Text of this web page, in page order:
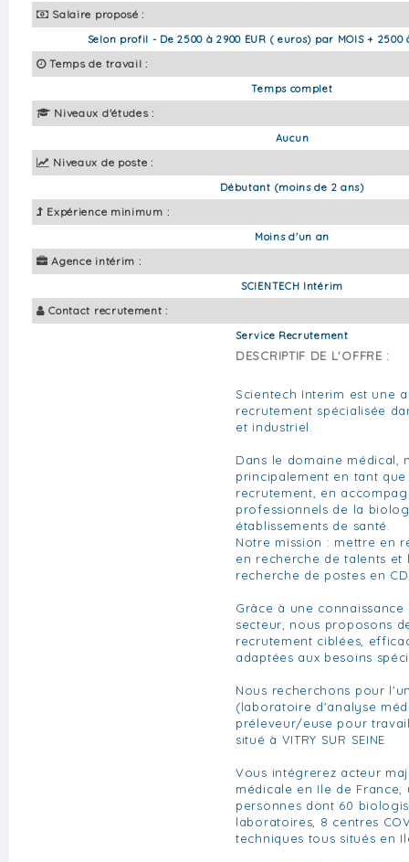
Salaire proposé :
Selon profil - De 2500 à 2900 EUR ( euros) par MOIS + 2500
Temps de travail :
Temps complet
Niveaux d'études :
Aucun
Niveaux de poste :
Débutant (moins de 2 ans)
Expérience minimum :
Moins d'un an
Agence intérim :
SCIENTECH Intérim
Contact recrutement :
Service Recrutement
DESCRIPTIF DE L'OFFRE :
Scientech Interim est une
recrutement spécialisée
et industriel.
Dans le domaine médical,
principalement en tant
recrutement, en
professionnels de la
établissements de santé.
Notre mission : mettre en
en recherche de talents et
recherche de postes en
Grâce à une
secteur, nous proposons
recrutement ciblées,
adaptées aux besoins
Nous recherchons pour
(laboratoire d'analyse
préleveur/euse pour
situé à VITRY SUR SEINE
Vous intégrerez acteur
médicale en Ile de France,
personnes dont 60
laboratoires, 8 centres
techniques tous situés en